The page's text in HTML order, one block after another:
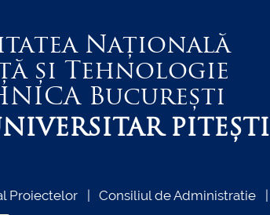
Națională
și Tehnologie
București
PITEȘTI
Proiectelor Consiliul de Administratie